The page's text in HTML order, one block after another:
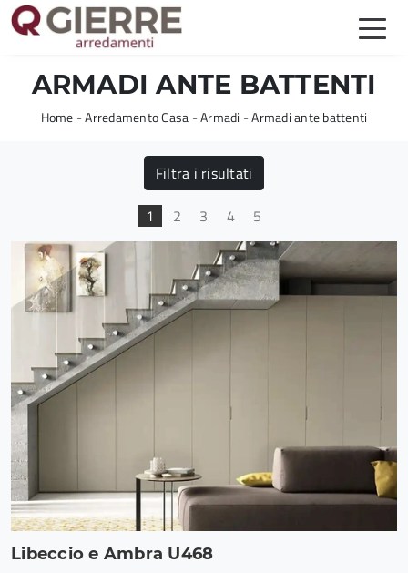
ARMADI ANTE BATTENTI
Home -Arredamento Casa -Armadi -Armadi ante battenti
Filtra i risultati
1
2 3 4 5
Libeccio e Ambra U468